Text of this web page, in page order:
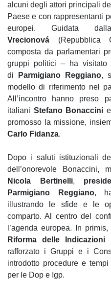
alcuni degli attori principali
Paese e con rappresentanti
europei. Guidata
Vrecionová (Repubblica
composta da parlamentari
gruppi politici – ha visitato
di
Parmigiano Reggiano,
modello di riferimento nel
All’incontro hanno preso
italiani Stefano Bonaccini e
promosso la missione,
Carlo Fidanza.
Dopo i saluti istituzionali
dell’onorevole Bonaccini,
Nicola Bertinelli,
Parmigiano Reggiano,
illustrando le sfide e le
comparto. Al centro del
l’agenda europea. In
Riforma delle Indicazioni
rafforzato i Gruppi e i
introdotto procedure e
per le Dop e Igp.